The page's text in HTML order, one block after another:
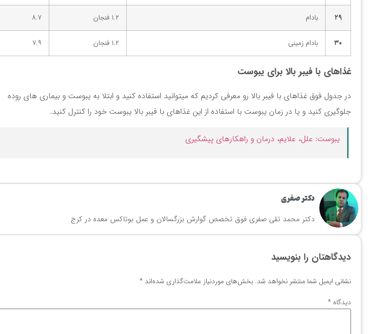
۲۹ بادام ۱.۲ فنجان ۸.۷
۳۰ بادام زمینی ۱.۲ فنجان ۷.۹
غذاهای با فیبر بالا برای یبوست
در جدول فوق غذاهای با فیبر بالا رو معرفی کردیم که میتوانید استفاده کنید و ابتلا به یبوست و بیماری های روده
جلوگیری کنید و یا در زمان یبوست با استفاده از این غذاهای با فیبر بالا یبوست خود را کنترل کنید.
یبوست: علل، علایم، درمان و راهکارهای پیشگیری
دکتر صفری
دکتر محمد تقی صفری فوق تخصص گوارش بزرگسالان و عمل بوتاکس معده در کرج
دیدگاهتان را بنویسید
نشانی ایمیل شما منتشر نخواهد شد. بخش‌های موردنیاز علامت‌گذاری شده‌اند *
دیدگاه *